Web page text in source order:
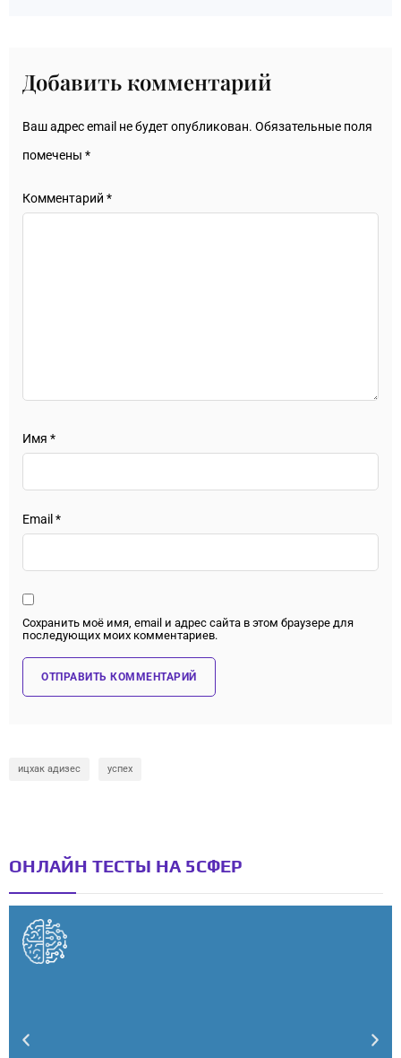
Добавить комментарий
Ваш адрес email не будет опубликован. Обязательные поля
помечены *
Комментарий *
Имя *
Email *
Сохранить моё имя, email и адрес сайта в этом браузере для
последующих моих комментариев.
ицхак адизес успех
ОНЛАЙН ТЕСТЫ НА 5СФЕР